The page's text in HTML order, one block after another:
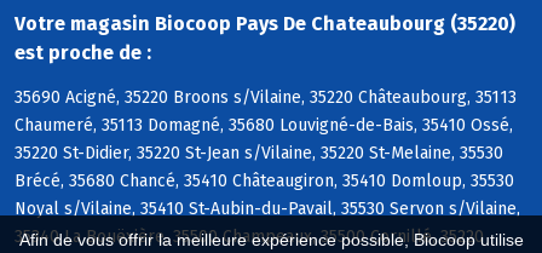
Afin de vous offrir la meilleure expérience possible, Biocoop utilise
Votre magasin Biocoop Pays De Chateaubourg (35220)
est proche de :
35690 Acigné, 35220 Broons s/Vilaine, 35220 Châteaubourg, 35113
Chaumeré, 35113 Domagné, 35680 Louvigné-de-Bais, 35410 Ossé,
35220 St-Didier, 35220 St-Jean s/Vilaine, 35220 St-Melaine, 35530
Brécé, 35680 Chancé, 35410 Châteaugiron, 35410 Domloup, 35530
Noyal s/Vilaine, 35410 St-Aubin-du-Pavail, 35530 Servon s/Vilaine,
35340 La Bouëxière, 35500 Champeaux, 35500 Cornillé, 35220